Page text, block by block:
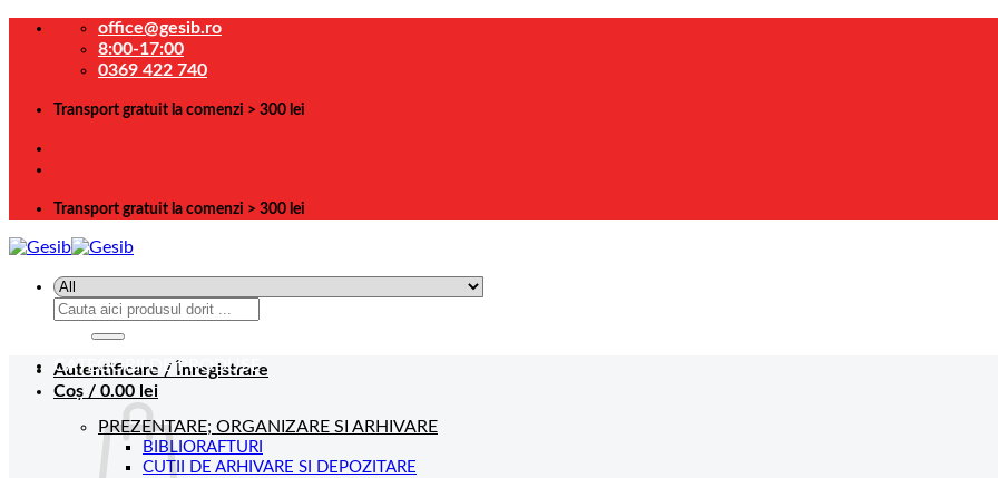
Skip
office@gesib.ro
8:00-17:00
0369 422 740
Transport gratuit la comenzi > 300 lei
Transport gratuit la comenzi > 300 lei
Caută
Autentificare / Înregistrare
Coș / 0.00 lei
CATEGORII DE PRODUSE
PREZENTARE; ORGANIZARE SI ARHIVARE
BIBLIORAFTURI
CUTII DE ARHIVARE SI DEPOZITARE